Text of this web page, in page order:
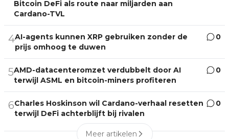
Bitcoin DeFi als route naar miljarden aan
Cardano-TVL
4AI-agents kunnen XRP gebruiken zonder de
prijs omhoog te duwen
0
5AMD-datacenteromzet verdubbelt door AI
terwijl ASML en bitcoin-miners profiteren
0
6Charles Hoskinson wil Cardano-verhaal resetten
terwijl DeFi achterblijft bij rivalen
0
Meer artikelen